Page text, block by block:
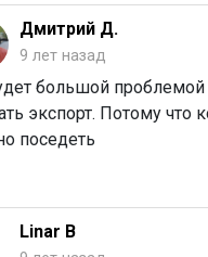
Дмитрий Д.
9 лет назад
большой проблемой
экспорт. Потому что
поседеть
Linar B